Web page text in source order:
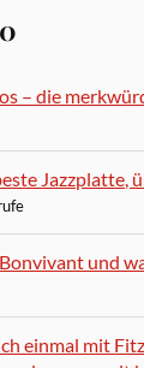
– die
Jazzplatte,
und
einmal mit